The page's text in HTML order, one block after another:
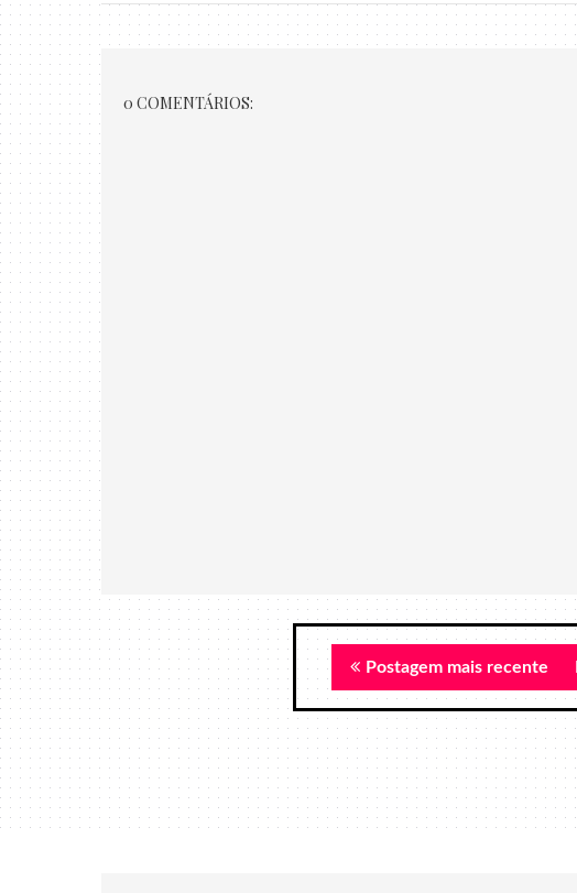
0 COMENTÁRIOS:
Postagem mais recente